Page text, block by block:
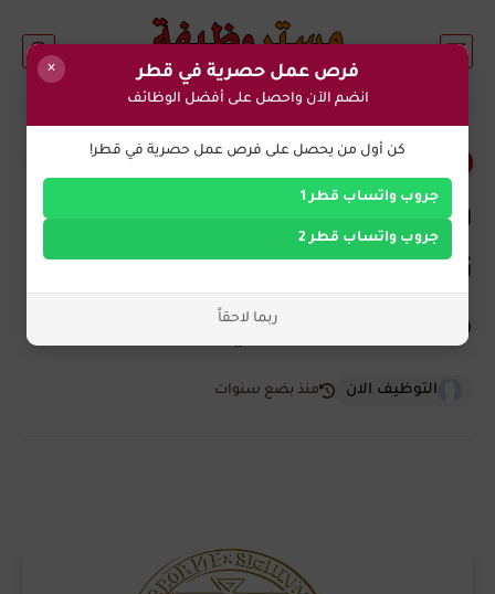
وظائف التعليم في قطر
وظائف مدرسة شيربورن قطر
تعلن عن احتياجها ممرضة
مدرسة براتب عالي
التوظيف الان منذ بضع سنوات
× فرص عمل حصرية في قطر
انضم الآن واحصل على أفضل الوظائف
كن أول من يحصل على فرص عمل حصرية في قطر!
جروب واتساب قطر 1
جروب واتساب قطر 2
ربما لاحقاً